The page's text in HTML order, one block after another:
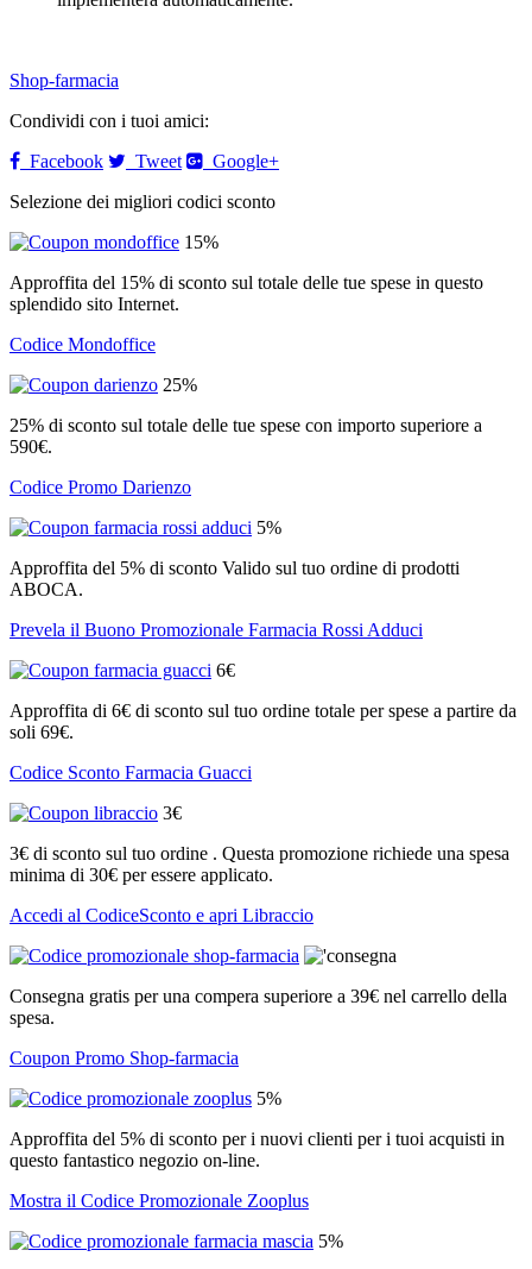
Shop-farmacia
Condividi con i tuoi amici:
Facebook
Tweet
Google+
Selezione dei migliori codici sconto
15%
Approffita del 15% di sconto sul totale delle tue spese in questo
splendido sito Internet.
Codice Mondoffice
25%
25% di sconto sul totale delle tue spese con importo superiore a
590€.
Codice Promo Darienzo
5%
Approffita del 5% di sconto Valido sul tuo ordine di prodotti
ABOCA.
Prevela il Buono Promozionale Farmacia Rossi Adduci
6€
Approffita di 6€ di sconto sul tuo ordine totale per spese a partire da
soli 69€.
Codice Sconto Farmacia Guacci
3€
3€ di sconto sul tuo ordine . Questa promozione richiede una spesa
minima di 30€ per essere applicato.
Accedi al CodiceSconto e apri Libraccio
Consegna gratis per una compera superiore a 39€ nel carrello della
spesa.
Coupon Promo Shop-farmacia
5%
Approffita del 5% di sconto per i nuovi clienti per i tuoi acquisti in
questo fantastico negozio on-line.
Mostra il Codice Promozionale Zooplus
5%